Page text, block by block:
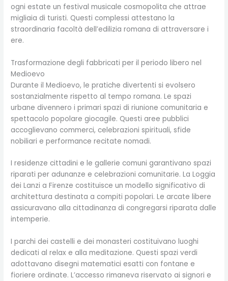
ogni estate un festival musicale cosmopolita che attrae
migliaia di turisti. Questi complessi attestano la
straordinaria facoltà dell’edilizia romana di attraversare i
ere.
Trasformazione degli fabbricati per il periodo libero nel
Medioevo
Durante il Medioevo, le pratiche divertenti si evolsero
sostanzialmente rispetto al tempo romana. Le spazi
urbane divennero i primari spazi di riunione comunitaria e
spettacolo popolare giocagile. Questi aree pubblici
accoglievano commerci, celebrazioni spirituali, sfide
nobiliari e performance recitate nomadi.
I residenze cittadini e le gallerie comuni garantivano spazi
riparati per adunanze e celebrazioni comunitarie. La Loggia
dei Lanzi a Firenze costituisce un modello significativo di
architettura destinata a compiti popolari. Le arcate libere
assicuravano alla cittadinanza di congregarsi riparata dalle
intemperie.
I parchi dei castelli e dei monasteri costituivano luoghi
dedicati al relax e alla meditazione. Questi spazi verdi
adottavano disegni matematici esatti con fontane e
fioriere ordinate. L’accesso rimaneva riservato ai signori e